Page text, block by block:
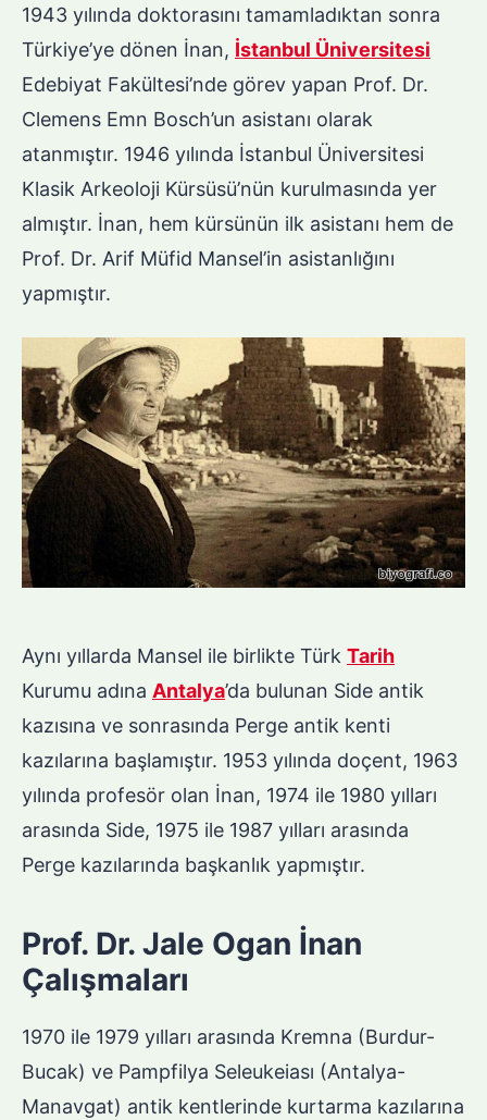
1943 yılında doktorasını tamamladıktan sonra
Türkiye’ye dönen İnan, İstanbul Üniversitesi
Edebiyat Fakültesi’nde görev yapan Prof. Dr.
Clemens Emn Bosch’un asistanı olarak
atanmıştır. 1946 yılında İstanbul Üniversitesi
Klasik Arkeoloji Kürsüsü’nün kurulmasında yer
almıştır. İnan, hem kürsünün ilk asistanı hem de
Prof. Dr. Arif Müfid Mansel’in asistanlığını
yapmıştır.
Aynı yıllarda Mansel ile birlikte Türk Tarih
Kurumu adına Antalya’da bulunan Side antik
kazısına ve sonrasında Perge antik kenti
kazılarına başlamıştır. 1953 yılında doçent, 1963
yılında profesör olan İnan, 1974 ile 1980 yılları
arasında Side, 1975 ile 1987 yılları arasında
Perge kazılarında başkanlık yapmıştır.
Prof. Dr. Jale Ogan İnan
Çalışmaları
1970 ile 1979 yılları arasında Kremna (Burdur-
Bucak) ve Pampfilya Seleukeiası (Antalya-
Manavgat) antik kentlerinde kurtarma kazılarına